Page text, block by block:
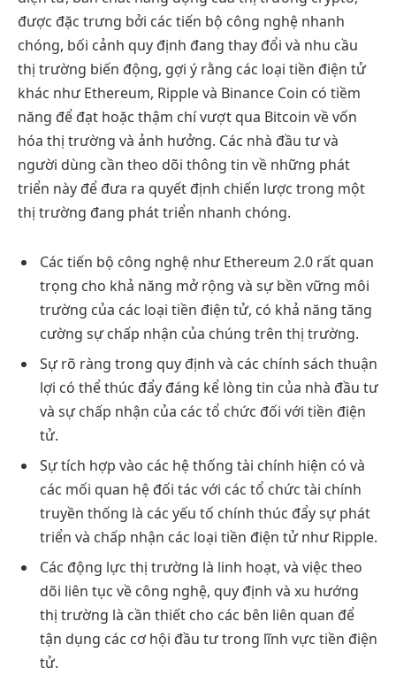
được đặc trưng bởi các tiến bộ công nghệ nhanh
chóng, bối cảnh quy định đang thay đổi và nhu cầu
thị trường biến động, gợi ý rằng các loại tiền điện tử
khác như Ethereum, Ripple và Binance Coin có tiềm
năng để đạt hoặc thậm chí vượt qua Bitcoin về vốn
hóa thị trường và ảnh hưởng. Các nhà đầu tư và
người dùng cần theo dõi thông tin về những phát
triển này để đưa ra quyết định chiến lược trong một
thị trường đang phát triển nhanh chóng.
Các tiến bộ công nghệ như Ethereum 2.0 rất quan
trọng cho khả năng mở rộng và sự bền vững môi
trường của các loại tiền điện tử, có khả năng tăng
cường sự chấp nhận của chúng trên thị trường.
Sự rõ ràng trong quy định và các chính sách thuận
lợi có thể thúc đẩy đáng kể lòng tin của nhà đầu tư
và sự chấp nhận của các tổ chức đối với tiền điện
tử.
Sự tích hợp vào các hệ thống tài chính hiện có và
các mối quan hệ đối tác với các tổ chức tài chính
truyền thống là các yếu tố chính thúc đẩy sự phát
triển và chấp nhận các loại tiền điện tử như Ripple.
Các động lực thị trường là linh hoạt, và việc theo
dõi liên tục về công nghệ, quy định và xu hướng
thị trường là cần thiết cho các bên liên quan để
tận dụng các cơ hội đầu tư trong lĩnh vực tiền điện
tử.